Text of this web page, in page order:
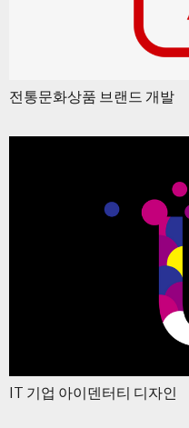
전통문화상품 브랜드 개발
IT 기업 아이덴터티 디자인